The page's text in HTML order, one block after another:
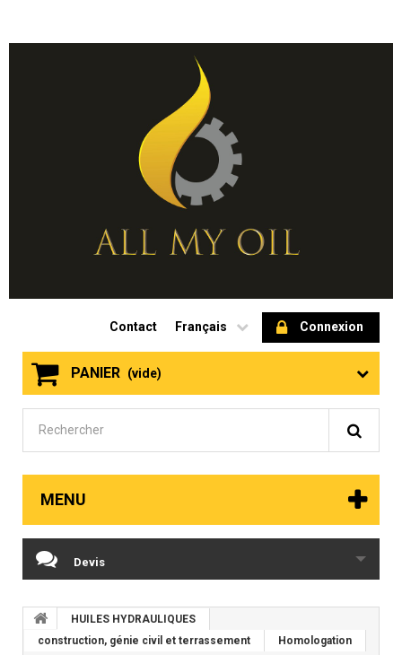
Connexion
Français
Contact
PANIER (vide)
MENU
Devis
HUILES HYDRAULIQUES
construction, génie civil et terrassement
Homologation